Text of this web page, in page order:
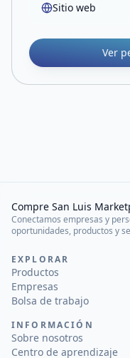
Sitio web
Ver
Compre San Luis
Conectamos empresas y
oportunidades, productos y
EXPLORAR
Productos
Empresas
Bolsa de trabajo
INFORMACIÓN
Sobre nosotros
Centro de aprendizaje